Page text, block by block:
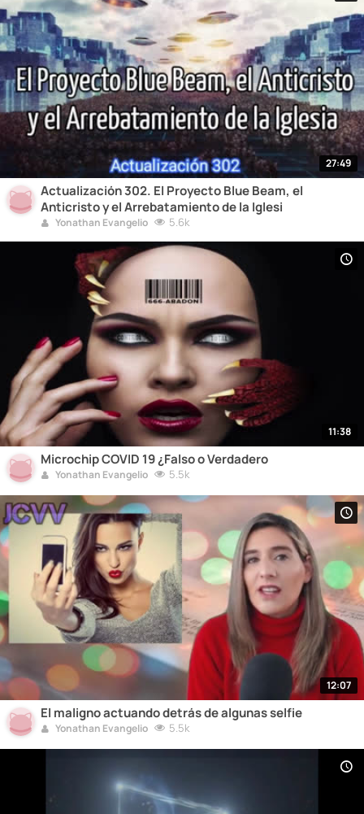
27:49
Actualización 302. El Proyecto Blue Beam, el
Anticristo y el Arrebatamiento de la Iglesi
Yonathan Evangelio 5.6k
11:38
Microchip COVID 19 ¿Falso o Verdadero
Yonathan Evangelio 5.5k
12:07
El maligno actuando detrás de algunas selfie
Yonathan Evangelio 5.5k